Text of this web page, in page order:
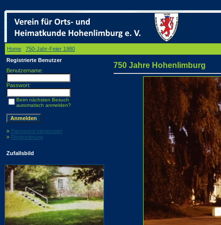
Home 750-Jahr-Feier 1980
Registrierte Benutzer
Benutzername:
Passwort:
Beim nächsten Besuch
automatisch anmelden?
» Password vergessen
» Registrierung
Zufallsbild
750 Jahre Hohenlimburg